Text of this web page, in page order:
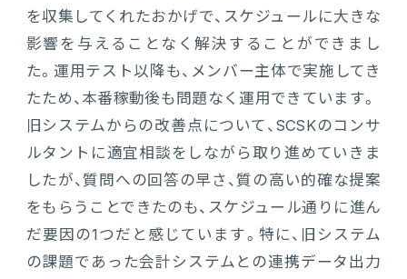
を収集してくれたおかげで、スケジュールに大きな
影響を与えることなく解決することができまし
た。運用テスト以降も、メンバー主体で実施してき
たため、本番稼動後も問題なく運用できています。
旧システムからの改善点について、SCSKのコンサ
ルタントに適宜相談をしながら取り進めていきま
したが、質問への回答の早さ、質の高い的確な提案
をもらうことできたのも、スケジュール通りに進ん
だ要因の1つだと感じています。特に、旧システム
の課題であった会計システムとの連携データ出力